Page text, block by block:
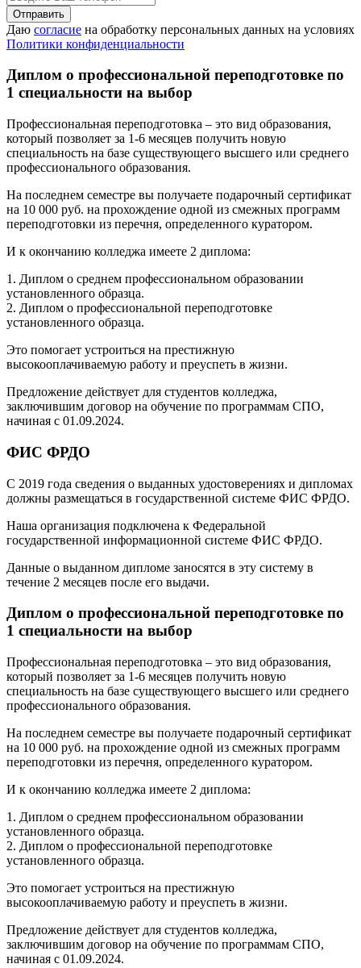
Даю согласие на обработку персональных данных на условиях
Политики конфиденциальности
Диплом о профессиональной переподготовке по
1 специальности на выбор
Профессиональная переподготовка – это вид образования,
который позволяет за 1-6 месяцев получить новую
специальность на базе существующего высшего или среднего
профессионального образования.
На последнем семестре вы получаете подарочный сертификат
на 10 000 руб. на прохождение одной из смежных программ
переподготовки из перечня, определенного куратором.
И к окончанию колледжа имеете 2 диплома:
1. Диплом о среднем профессиональном образовании
установленного образца.
2. Диплом о профессиональной переподготовке
установленного образца.
Это помогает устроиться на престижную
высокооплачиваемую работу и преуспеть в жизни.
Предложение действует для студентов колледжа,
заключившим договор на обучение по программам СПО,
начиная с 01.09.2024.
ФИС ФРДО
С 2019 года сведения о выданных удостоверениях и дипломах
должны размещаться в государственной системе ФИС ФРДО.
Наша организация подключена к Федеральной
государственной информационной системе ФИС ФРДО.
Данные о выданном дипломе заносятся в эту систему в
течение 2 месяцев после его выдачи.
Диплом о профессиональной переподготовке по
1 специальности на выбор
Профессиональная переподготовка – это вид образования,
который позволяет за 1-6 месяцев получить новую
специальность на базе существующего высшего или среднего
профессионального образования.
На последнем семестре вы получаете подарочный сертификат
на 10 000 руб. на прохождение одной из смежных программ
переподготовки из перечня, определенного куратором.
И к окончанию колледжа имеете 2 диплома:
1. Диплом о среднем профессиональном образовании
установленного образца.
2. Диплом о профессиональной переподготовке
установленного образца.
Это помогает устроиться на престижную
высокооплачиваемую работу и преуспеть в жизни.
Предложение действует для студентов колледжа,
заключившим договор на обучение по программам СПО,
начиная с 01.09.2024.